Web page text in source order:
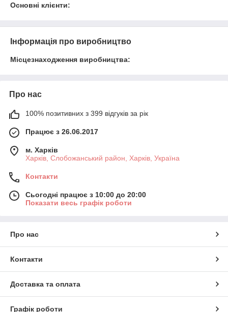
Основні клієнти:
Інформація про виробництво
Місцезнаходження виробництва:
Про нас
100% позитивних з 399 відгуків за рік
Працює з 26.06.2017
м. Харків
Харків, Слобожанський район, Харків, Україна
Контакти
Сьогодні працює з 10:00 до 20:00
Показати весь графік роботи
Про нас
Контакти
Доставка та оплата
Графік роботи